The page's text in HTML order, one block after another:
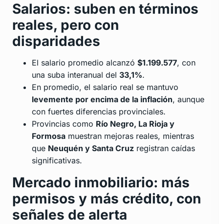
Salarios: suben en términos
reales, pero con
disparidades
El salario promedio alcanzó $1.199.577, con
una suba interanual del 33,1%.
En promedio, el salario real se mantuvo
levemente por encima de la inflación, aunque
con fuertes diferencias provinciales.
Provincias como Río Negro, La Rioja y
Formosa muestran mejoras reales, mientras
que Neuquén y Santa Cruz registran caídas
significativas.
Mercado inmobiliario: más
permisos y más crédito, con
señales de alerta